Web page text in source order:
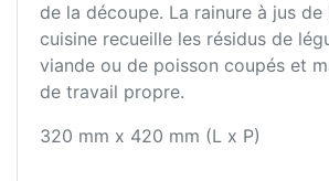
de la découpe. La rainure à jus
cuisine recueille les résidus de
viande ou de poisson coupés et
de travail propre.
320 mm x 420 mm (L x P)